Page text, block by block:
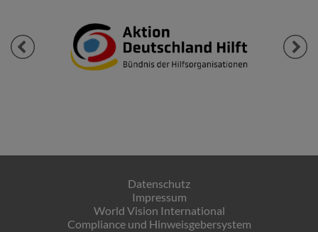
Previous Next
Datenschutz
Impressum
World Vision International
Compliance und Hinweisgebersystem